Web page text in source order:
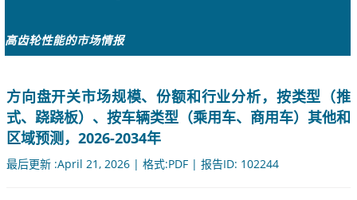
高齿轮性能的市场情报
方向盘开关市场规模、份额和行业分析，按类型（推
式、跷跷板）、按车辆类型（乘用车、商用车）其他和
区域预测，2026-2034年
最后更新 :April 21, 2026 | 格式:PDF | 报告ID: 102244